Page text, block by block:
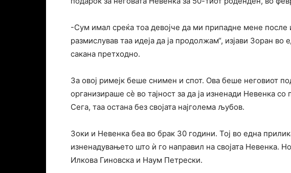
-Сум имал среќа тоа девојче да ми припадне мене после
размислував таа идеја да ја продолжам“, изјави Зоран во
сакана претходно.
За овој римејк беше снимен и спот. Ова беше неговиот
организираше сè во тајност за да ја изненади Невенка со
Сега, таа остана без својата најголема љубов.
Зоки и Невенка беа во брак 30 години. Тој во една
изненадувањето што ѝ го направил на својата Невенка.
Илкова Гиновска и Наум Петрески.